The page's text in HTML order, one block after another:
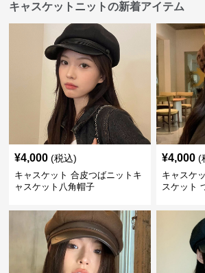
キャスケットニットの新着アイテム
¥4,000 (税込)
キャスケット 合皮つばニットキ
ャスケット八角帽子
¥4,000 (
キャスケ
スケット